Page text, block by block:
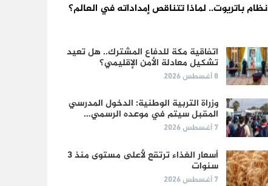
نظام باتريوت.. لماذا تتناقص إمداداته في العالم؟
اتفاقية مكة للدفاع المشترك.. هل تعيد
تشكيل معادلة الأمن الإقليمي؟
8 أغسطس 2026
وزراة التربية الوطنية: الدخول المدرسي
المقبل سیتم في موعده الرسمي…
7 أغسطس 2026
أسعار الغذاء ترتقع لأعلى مستوى منذ 3
سنوات
7 أغسطس 2026